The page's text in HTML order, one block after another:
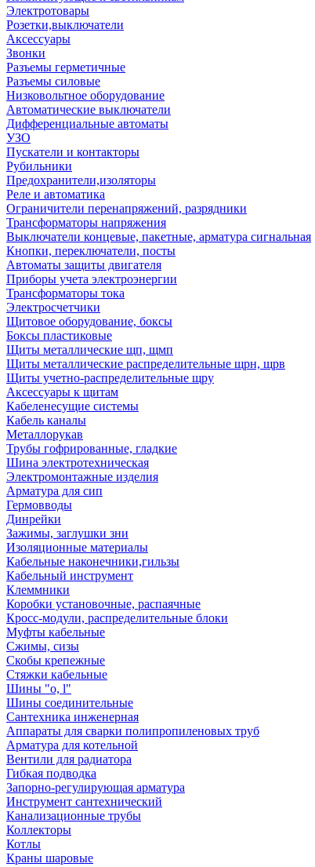
Электротовары
Розетки,выключатели
Аксессуары
Звонки
Разъемы герметичные
Разъемы силовые
Низковольтное оборудование
Автоматические выключатели
Дифференциальные автоматы
УЗО
Пускатели и контакторы
Рубильники
Предохранители,изоляторы
Реле и автоматика
Ограничители перенапряжений, разрядники
Трансформаторы напряжения
Выключатели концевые, пакетные, арматура сигнальная
Кнопки, переключатели, посты
Автоматы защиты двигателя
Приборы учета электроэнергии
Трансформаторы тока
Электросчетчики
Щитовое оборудование, боксы
Боксы пластиковые
Щиты металлические щп, щмп
Щиты металлические распределительные щрн, щрв
Щиты учетно-распределительные щру
Аксессуары к щитам
Кабеленесущие системы
Кабель каналы
Металлорукав
Трубы гофрированные, гладкие
Шина электротехническая
Электромонтажные изделия
Арматура для сип
Гермовводы
Динрейки
Зажимы, заглушки зни
Изоляционные материалы
Кабельные наконечники,гильзы
Кабельный инструмент
Клеммники
Коробки установочные, распаячные
Кросс-модули, распределительные блоки
Муфты кабельные
Сжимы, сизы
Скобы крепежные
Стяжки кабельные
Шины "o, l"
Шины соединительные
Сантехника инженерная
Аппараты для сварки полипропиленовых труб
Арматура для котельной
Вентили для радиатора
Гибкая подводка
Запорно-регулирующая арматура
Инструмент сантехнический
Канализационные трубы
Коллекторы
Котлы
Краны шаровые